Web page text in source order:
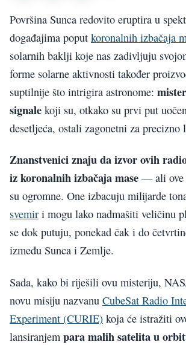
Površina Sunca redovito eruptira u
događajima poput koronalnih izbačaja
solarnih baklji koje nas zadivljuju
forme solarne aktivnosti također
suptilnije što intrigira astronome:
signale koji su, otkako su prvi put
desetljeća, ostali zagonetni za precizno
Znanstvenici znaju da izvor ovih
iz koronalnih izbačaja mase — ali ove
su ogromne. One izbacuju milijarde
svemir i mogu lako nadmašiti veličinu
se dok putuju, ponekad čak i do
između Sunca i Zemlje.
Sada, kako bi riješili ovu misteriju,
novu misiju nazvanu CubeSat Radio
Experiment (CURIE) koja će istražiti
lansiranjem para malih satelita u